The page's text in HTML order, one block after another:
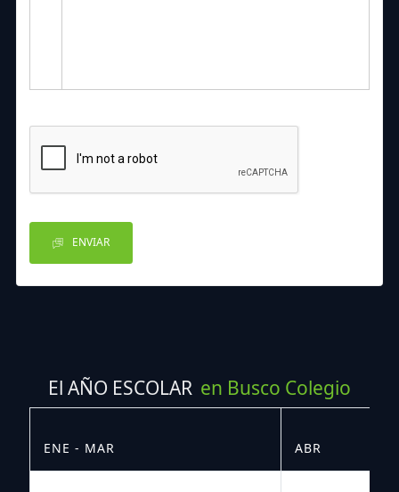
ENVIAR
El AÑO ESCOLAR en Busco Colegio
ENE - MAR ABR